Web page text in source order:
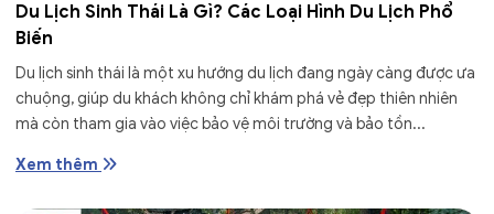
Du Lịch Sinh Thái Là Gì? Các Loại Hình Du Lịch Phổ
Biến
Du lịch sinh thái là một xu hướng du lịch đang ngày càng được ưa
chuộng, giúp du khách không chỉ khám phá vẻ đẹp thiên nhiên
mà còn tham gia vào việc bảo vệ môi trường và bảo tồn...
Xem thêm